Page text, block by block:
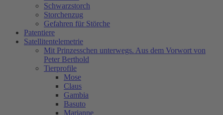
Schwarzstorch
Storchenzug
Gefahren für Störche
Patentiere
Satellitentelemetrie
Mit Prinzesschen unterwegs. Aus dem Vorwort von
Peter Berthold
Tierprofile
Mose
Claus
Gambia
Basuto
Marianne